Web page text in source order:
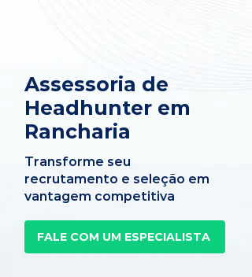
Assessoria de
Headhunter em
Rancharia
Transforme seu
recrutamento e seleção em
vantagem competitiva
FALE COM UM ESPECIALISTA